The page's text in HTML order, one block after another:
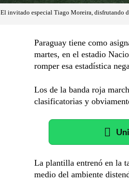
El invitado especial Tiago Moreira, disfrutando
Paraguay tiene como
martes, en el estadio
romper esa estadística
Los de la banda roja
clasificatorias y
La plantilla entrenó en la
medio del ambiente